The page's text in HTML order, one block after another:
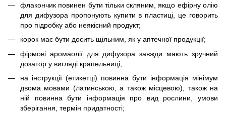
флакончик повинен бути тільки скляним, якщо ефірну олію
для дифузора пропонують купити в пластиці, це говорить
про підробку або неякісний продукт;
корок має бути досить щільним, як у аптечної продукції;
фірмові аромаолії для дифузора завжди мають зручний
дозатор у вигляді крапельниці;
на інструкції (етикетці) повинна бути інформація мінімум
двома мовами (латинською, а також місцевою), також на
ній повинна бути інформація про вид рослини, умови
зберігання, термін придатності;